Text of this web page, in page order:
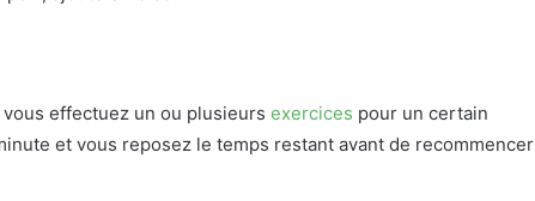
vous effectuez un ou plusieurs exercices pour un certain
et vous reposez le temps restant avant de recommencer